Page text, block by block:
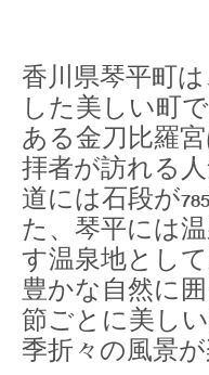
香川県琴平町
した美しい町
ある金刀比羅
拝者が訪れる
道には石段が
た、琴平には
す温泉地とし
豊かな自然に
節ごとに美し
季折々の風景が